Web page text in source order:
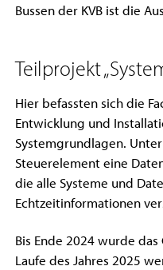
Bussen der KVB ist die
Teilprojekt
Hier befassten sich die
Entwicklung und
Systemgrundlagen.
Steuerelement eine
die alle Systeme und
Echtzeitinformationen
Bis Ende 2024 wurde
Laufe des Jahres 2025